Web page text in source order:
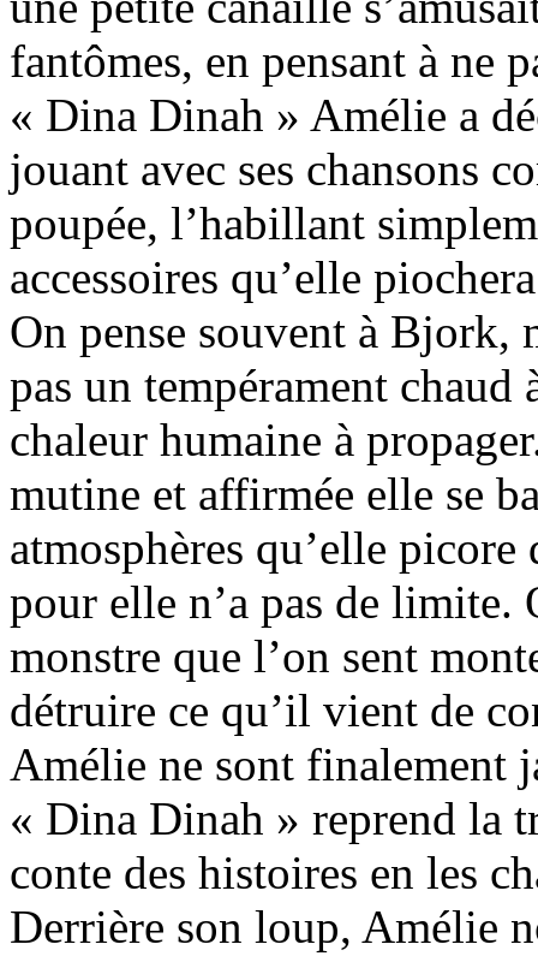
fantômes, en pensant à ne
« Dina Dinah » Amélie a
jouant avec ses chansons
poupée, l’habillant
accessoires qu’elle
On pense souvent à Bjork,
pas un tempérament
chaleur humaine à
mutine et affirmée elle se
atmosphères qu’elle
pour elle n’a pas de
monstre que l’on sent
détruire ce qu’il vient de
Amélie ne sont finalement
« Dina Dinah » reprend la
conte des histoires en les
Derrière son loup, Amélie